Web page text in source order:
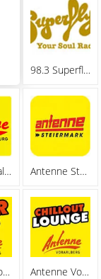
98.3 Superfly FM
Antenne Salzburg Antenne Steiermark
Antenne Vorarlberg 90er Hits Antenne Vorarlberg Chillout